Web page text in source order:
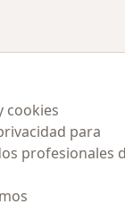
cookies
para
profesionales